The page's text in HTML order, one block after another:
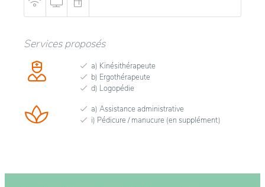
Services proposés
a) Kinésithérapeute
b) Ergothérapeute
d) Logopédie
a) Assistance administrative
i) Pédicure / manucure (en supplément)